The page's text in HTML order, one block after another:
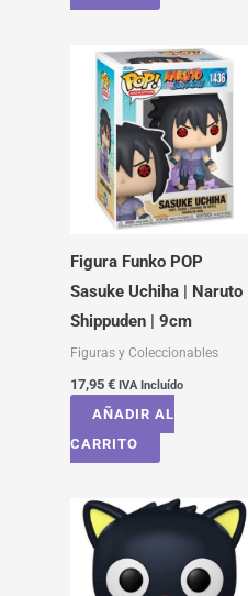
Figura Funko POP
Sasuke Uchiha | Naruto
Shippuden | 9cm
Figuras y Coleccionables
17,95 € IVA Incluído
AÑADIR AL
CARRITO